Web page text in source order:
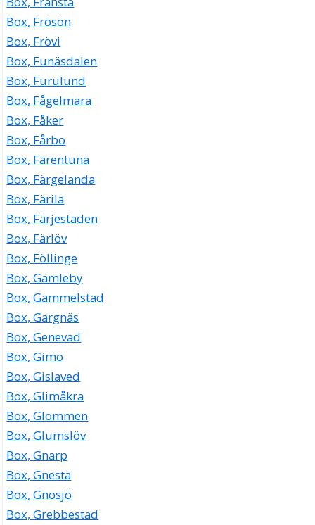
Box, Frösön
Box, Frövi
Box, Funäsdalen
Box, Furulund
Box, Fågelmara
Box, Fåker
Box, Fårbo
Box, Färentuna
Box, Färgelanda
Box, Färila
Box, Färjestaden
Box, Färlöv
Box, Föllinge
Box, Gamleby
Box, Gammelstad
Box, Gargnäs
Box, Genevad
Box, Gimo
Box, Gislaved
Box, Glimåkra
Box, Glommen
Box, Glumslöv
Box, Gnarp
Box, Gnesta
Box, Gnosjö
Box, Grebbestad